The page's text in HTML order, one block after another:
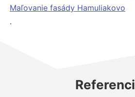
Maľovanie fasády Hamuliakovo
.